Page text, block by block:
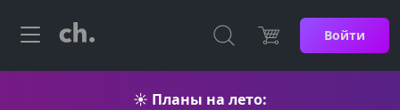
Войти
☀️ Планы на лето: